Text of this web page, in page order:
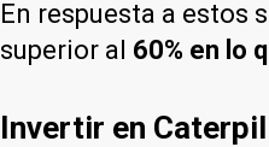
En respuesta a estos
superior al 60% en lo
Invertir en